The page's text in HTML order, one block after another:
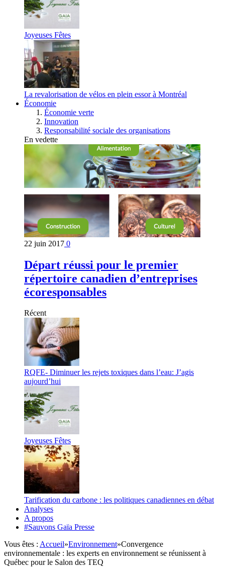
Joyeuses Fêtes
La revalorisation de vélos en plein essor à Montréal
Économie
Économie verte
Innovation
Responsabilité sociale des organisations
En vedette
22 juin 2017 0
Départ réussi pour le premier
répertoire canadien d’entreprises
écoresponsables
Récent
RQFE- Diminuer les rejets toxiques dans l’eau: J’agis
aujourd’hui
Joyeuses Fêtes
Tarification du carbone : les politiques canadiennes en débat
Analyses
A propos
#Sauvons Gaïa Presse
Vous êtes : Accueil»Environnement»Convergence
environnementale : les experts en environnement se réunissent à
Québec pour le Salon des TEQ